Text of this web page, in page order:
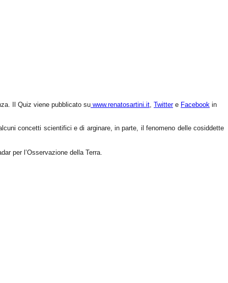
Il Quiz viene pubblicato su www.renatosartini.it Twittere Facebook in
concetti scientifici e di arginare, in parte, il fenomeno delle cosiddette
per l’Osservazione della Terra.